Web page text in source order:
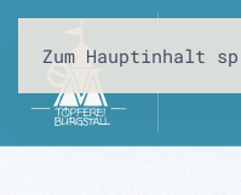
Zum Hauptinhalt